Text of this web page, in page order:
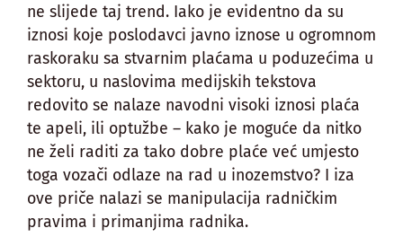
ne slijede taj trend. Iako je evidentno da su
iznosi koje poslodavci javno iznose u ogromnom
raskoraku sa stvarnim plaćama u poduzećima u
sektoru, u naslovima medijskih tekstova
redovito se nalaze navodni visoki iznosi plaća
te apeli, ili optužbe – kako je moguće da nitko
ne želi raditi za tako dobre plaće već umjesto
toga vozači odlaze na rad u inozemstvo? I iza
ove priče nalazi se manipulacija radničkim
pravima i primanjima radnika.